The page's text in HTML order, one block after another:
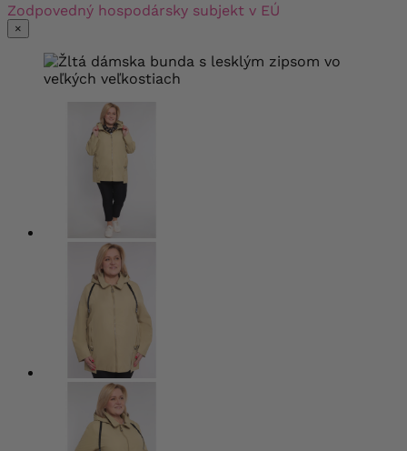
Zodpovedný hospodársky subjekt v EÚ
×